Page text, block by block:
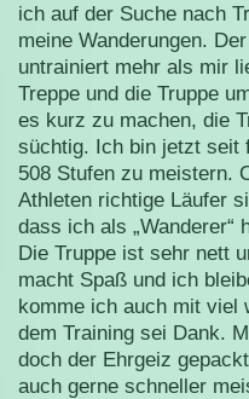
ich auf der Suche nach
meine Wanderungen.
untrainiert mehr als mir
Treppe und die Truppe
es kurz zu machen, die
süchtig. Ich bin jetzt seit
508 Stufen zu meistern.
Athleten richtige Läufer
dass ich als „Wanderer“
Die Truppe ist sehr nett
macht Spaß und ich
komme ich auch mit viel
dem Training sei Dank.
doch der Ehrgeiz
auch gerne schneller